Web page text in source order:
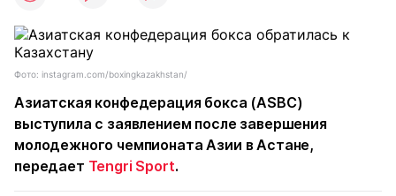
Фото: instagram.com/boxingkazakhstan/
Азиатская конфедерация бокса (ASBC)
выступила с заявлением после завершения
молодежного чемпионата Азии в Астане,
передает Tengri Sport.